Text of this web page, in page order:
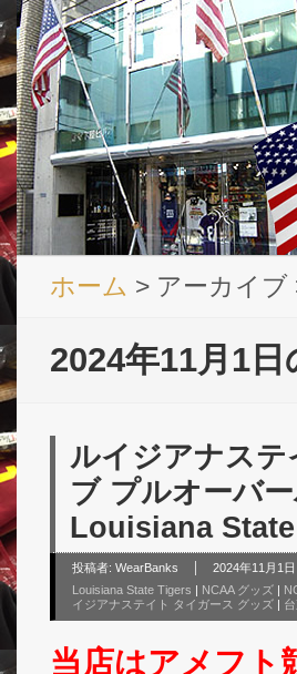
ホーム > アーカイブ
2024年11月1
ルイジアナス
ブ プルオーバ
Louisiana
投稿者: WearBanks 2024年11月1
Louisiana State Tigers | NCAA グッズ |
イジアナステイト タイガース グッズ |
当店はアメフト